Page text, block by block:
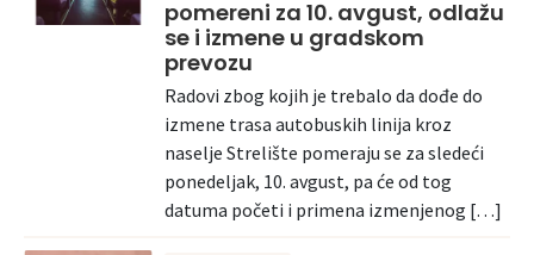
pomereni za 10. avgust, odlažu
se i izmene u gradskom
prevozu
Radovi zbog kojih je trebalo da dođe do
izmene trasa autobuskih linija kroz
naselje Strelište pomeraju se za sledeći
ponedeljak, 10. avgust, pa će od tog
datuma početi i primena izmenjenog […]